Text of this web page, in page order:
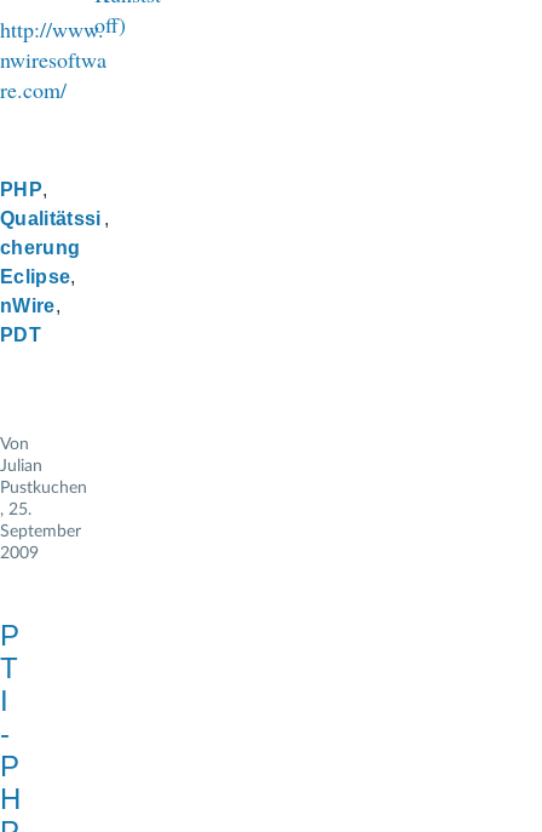
http://www.
nwiresoftwa
re.com/
PHP
Qualitätssi
cherung
Eclipse
nWire
PDT
Von
Julian
Pustkuchen
, 25.
September
2009
P
T
I
-
P
H